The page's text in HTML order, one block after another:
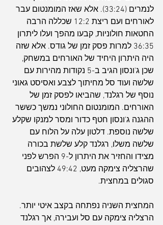
לנמרים (33:24). אלא שאז המומנטום עבר
לאורחים ועם ריצת 12:2 שכללה הרבה
החטאות חולוניות, קבעו מהפך ועלו ליתרון
36:35 למרות פסק זמן של גודס. אלא שזה
היה היתרון היחיד של האורחים במשחק,
שכן ג'ונסון הגיב ב-5 נקודות מהירות עם
שלשה ועוד סל מחיתוך לצבע ואסיסט גאוני
נוסף של רגלנד, שהביאו לפסק זמן של
האורחים. המומנטום החולוני נמשך כששר
ההגנה ג'ונסון חטף כדור ומסר למנקו שקלע
שלשה נוספת. דלטון עלה על הלוח עם
שלשה משלו, רגלנד קלע שלשת בכורה
מצידו והחזיר את היתרון ל-9 הפרש לפני
שהרצליה צימקה מעט, 49:42 לצהובים
סגולים במחצית.
המחצית השניה נפתחה בקצב איטי יותר.
הרצליה צימקה עם סל ועבירה, אך רגלנד